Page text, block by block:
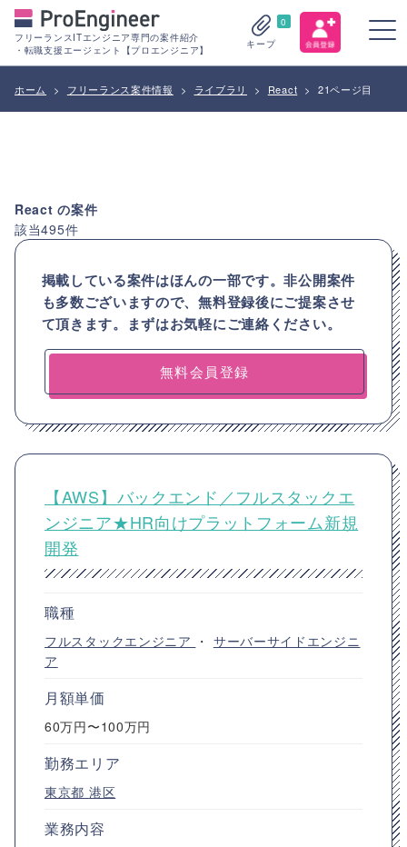
フリーランスITエンジニア専門の案件紹介
・転職支援エージェント【プロエンジニア】
0
キープ
ホーム > フリーランス案件情報 > ライブラリ > React > 21ページ目
Reactの案件
該当495件
掲載している案件はほんの一部です。非公開案件
も多数ございますので、無料登録後にご提案させ
て頂きます。まずはお気軽にご連絡ください。
無料会員登録
【AWS】バックエンド／フルスタックエ
ンジニア★HR向けプラットフォーム新規
開発
職種
フルスタックエンジニア ・ サーバーサイドエンジニ
ア
月額単価
60万円〜100万円
勤務エリア
東京都 港区
業務内容